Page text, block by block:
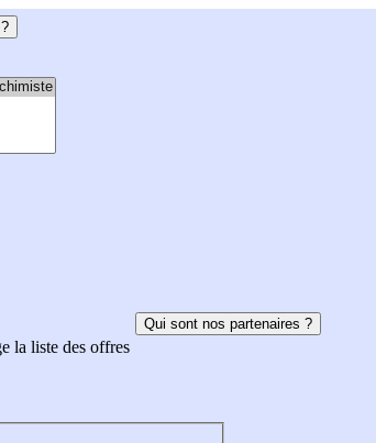
la liste des offres
Qui sont nos partenaires ?